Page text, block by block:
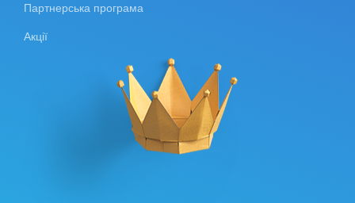
Партнерська програма
Акції